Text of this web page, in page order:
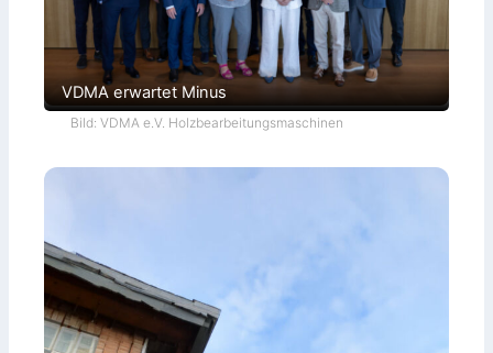
VDMA erwartet Minus
Bild: VDMA e.V. Holzbearbeitungsmaschinen